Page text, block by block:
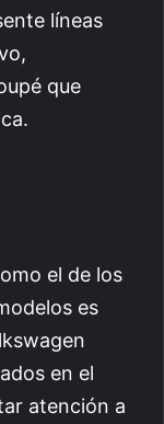
líneas
que
el de los
es
en el
atención a